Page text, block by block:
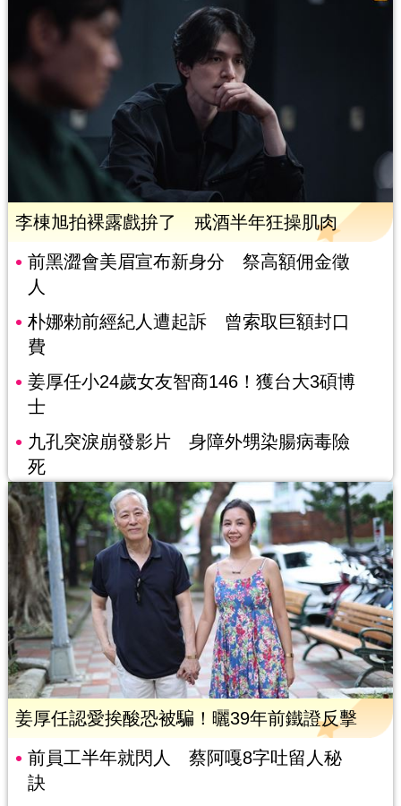
李棟旭拍裸露戲拚了 戒酒半年狂操肌肉
前黑澀會美眉宣布新身分 祭高額佣金徵
人
朴娜勑前經紀人遭起訴 曾索取巨額封口
費
姜厚任小24歲女友智商146！獲台大3碩博
士
九孔突淚崩發影片 身障外甥染腸病毒險
死
姜厚任認愛挨酸恐被騙！曬39年前鐵證反擊
前員工半年就閃人 蔡阿嘎8字吐留人秘
訣